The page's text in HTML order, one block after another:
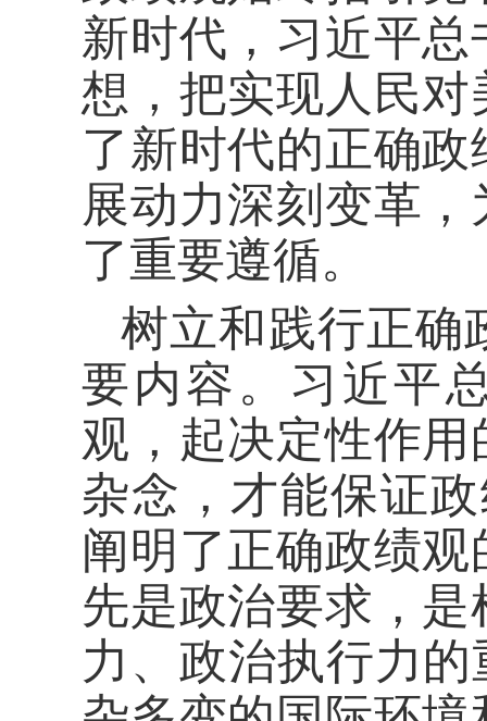
新时代，习近平
想，把实现人民
了新时代的正确
展动力深刻变革
了重要遵循。
树立和践行正确
要内容。习近平
观，起决定性作
杂念，才能保证
阐明了正确政绩
先是政治要求，
力、政治执行力